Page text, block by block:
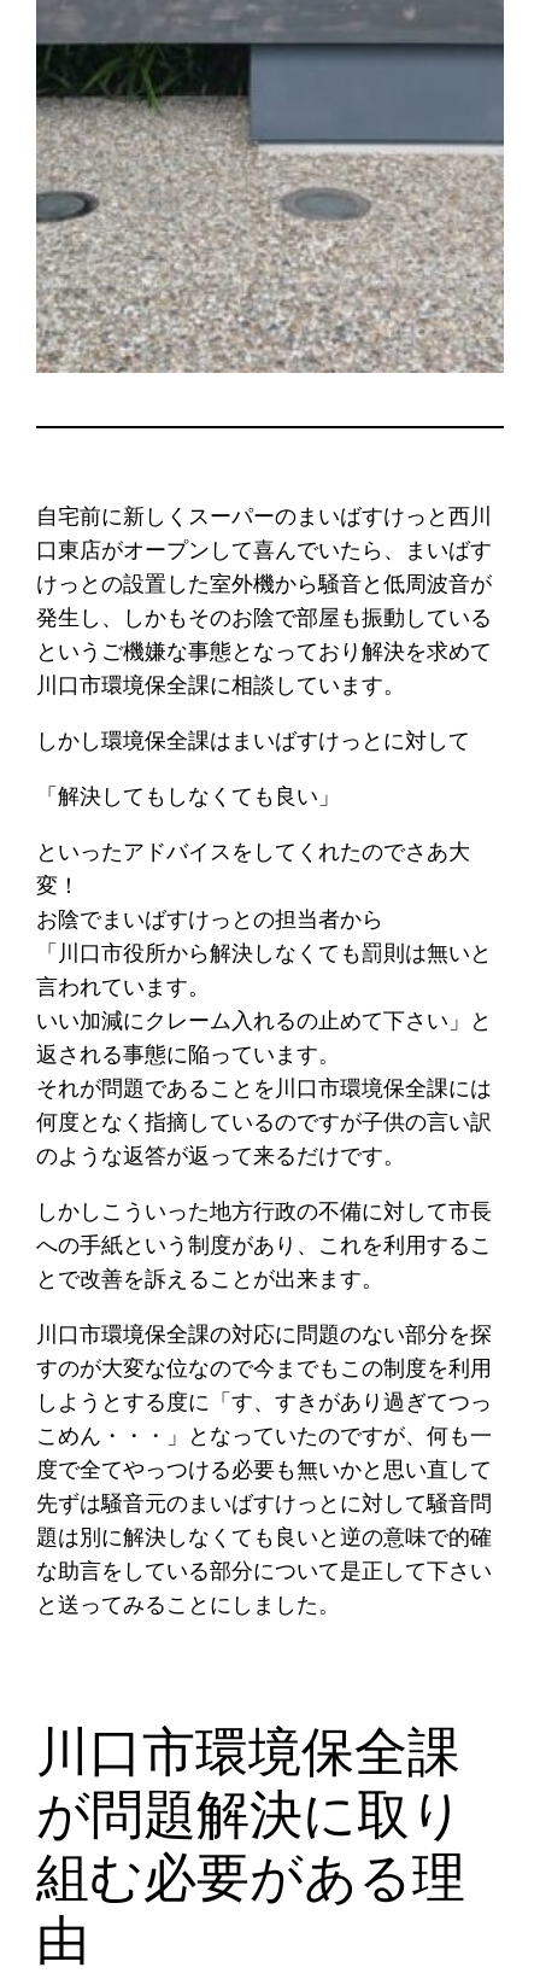
自宅前に新しくスーパーのまいばすけっと西川
口東店がオープンして喜んでいたら、まいばす
けっとの設置した室外機から騒音と低周波音が
発生し、しかもそのお陰で部屋も振動している
というご機嫌な事態となっており解決を求めて
川口市環境保全課に相談しています。
しかし環境保全課はまいばすけっとに対して
「解決してもしなくても良い」
といったアドバイスをしてくれたのでさあ大
変！
お陰でまいばすけっとの担当者から
「川口市役所から解決しなくても罰則は無いと
言われています。
いい加減にクレーム入れるの止めて下さい」と
返される事態に陥っています。
それが問題であることを川口市環境保全課には
何度となく指摘しているのですが子供の言い訳
のような返答が返って来るだけです。
しかしこういった地方行政の不備に対して市長
への手紙という制度があり、これを利用するこ
とで改善を訴えることが出来ます。
川口市環境保全課の対応に問題のない部分を探
すのが大変な位なので今までもこの制度を利用
しようとする度に「す、すきがあり過ぎてつっ
こめん・・・」となっていたのですが、何も一
度で全てやっつける必要も無いかと思い直して
先ずは騒音元のまいばすけっとに対して騒音問
題は別に解決しなくても良いと逆の意味で的確
な助言をしている部分について是正して下さい
と送ってみることにしました。
川口市環境保全課
が問題解決に取り
組む必要がある理
由